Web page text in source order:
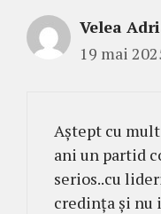
Velea
19 mai
Aștept cu
ani un partid
serios..cu
credința și nu